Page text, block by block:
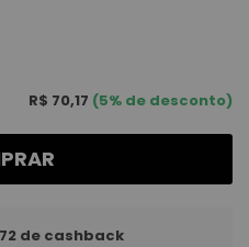
R$ 70,17 (5% de desconto)
de cashback